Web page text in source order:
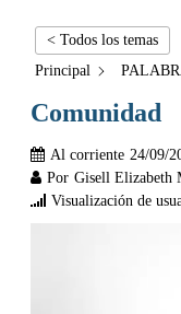
< Todos los temas
Principal
Comunidad
Al corriente 24/09/
Por Gisell Elizabeth
Visualización de